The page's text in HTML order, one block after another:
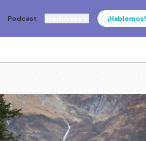
Podcast ¡Hablemos!